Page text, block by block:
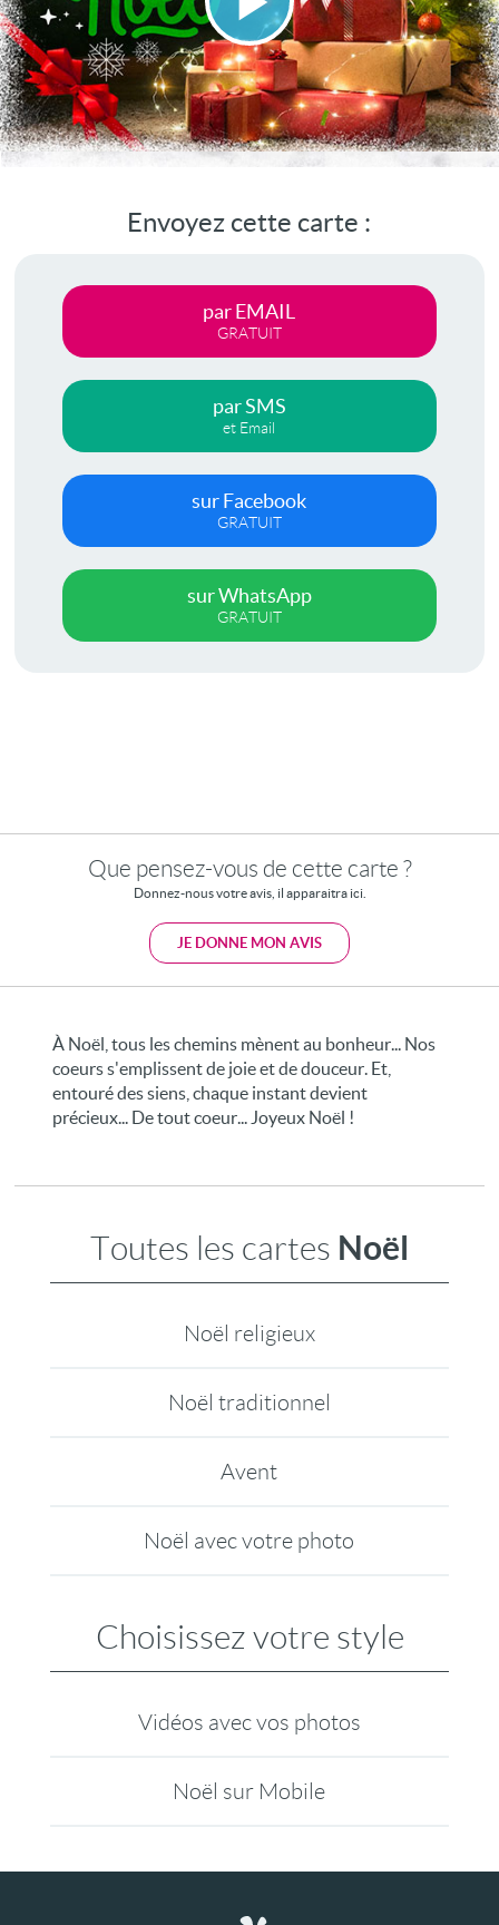
Lire
la
vidéo
Envoyez cette carte :
par EMAIL
GRATUIT
par SMS
et Email
sur Facebook
GRATUIT
sur WhatsApp
GRATUIT
Que pensez-vous de cette carte ?
Donnez-nous votre avis, il apparaitra ici.
JE DONNE MON AVIS
À Noël, tous les chemins mènent au bonheur... Nos
coeurs s'emplissent de joie et de douceur. Et,
entouré des siens, chaque instant devient
précieux... De tout coeur... Joyeux Noël !
Toutes les cartes Noël
Noël religieux
Noël traditionnel
Avent
Noël avec votre photo
Choisissez votre style
Vidéos avec vos photos
Noël sur Mobile